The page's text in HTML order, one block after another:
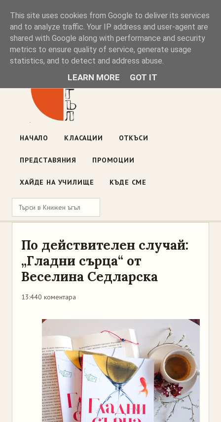
Книжен ъгъл
Блог на книжарницата — класации, откъси, нови книги
ул. „Оборище" 117, София· пон–пет 10:00–19:00 ·
НАЧАЛО КЛАСАЦИИ ОТКЪСИ
ПРЕДСТАВЯНИЯ ПРОМОЦИИ
ХАЙДЕ НА УЧИЛИЩЕ КЪДЕ СМЕ
По действителен случай:
„Гладни сърца“ от
Веселина Седларска
13:440 коментара
This site uses cookies from Google to deliver its services
and to analyze traffic. Your IP address and user-agent are
shared with Google along with performance and security
metrics to ensure quality of service, generate usage
statistics, and to detect and address abuse.
LEARN MORE GOT IT